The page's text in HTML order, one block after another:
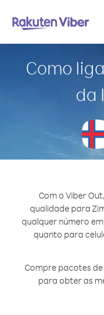
Como
da
Com o Viber
qualidade para
qualquer número
quanto para
Compre pacotes
para obter as